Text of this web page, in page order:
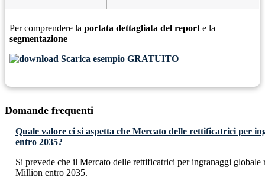
Per comprendere la portata dettagliata del report e la
segmentazione
Scarica esempio GRATUITO
Domande frequenti
Quale valore ci si aspetta che Mercato delle rettificatrici per
entro 2035?
Si prevede che il Mercato delle rettificatrici per ingranaggi
Million entro 2035.